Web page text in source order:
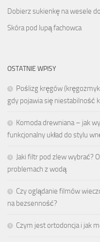
Dobierz sukienkę na wesele
Skóra pod lupą fachowca
OSTATNIE WPISY
Poślizg kręgów
gdy pojawia się niestabilność
Komoda drewniana – jak
funkcjonalny układ do stylu
Jaki filtr pod zlew wybrać?
problemach z wodą
Czy oglądanie filmów
na bezsenność?
Czym jest ortodoncja i jak